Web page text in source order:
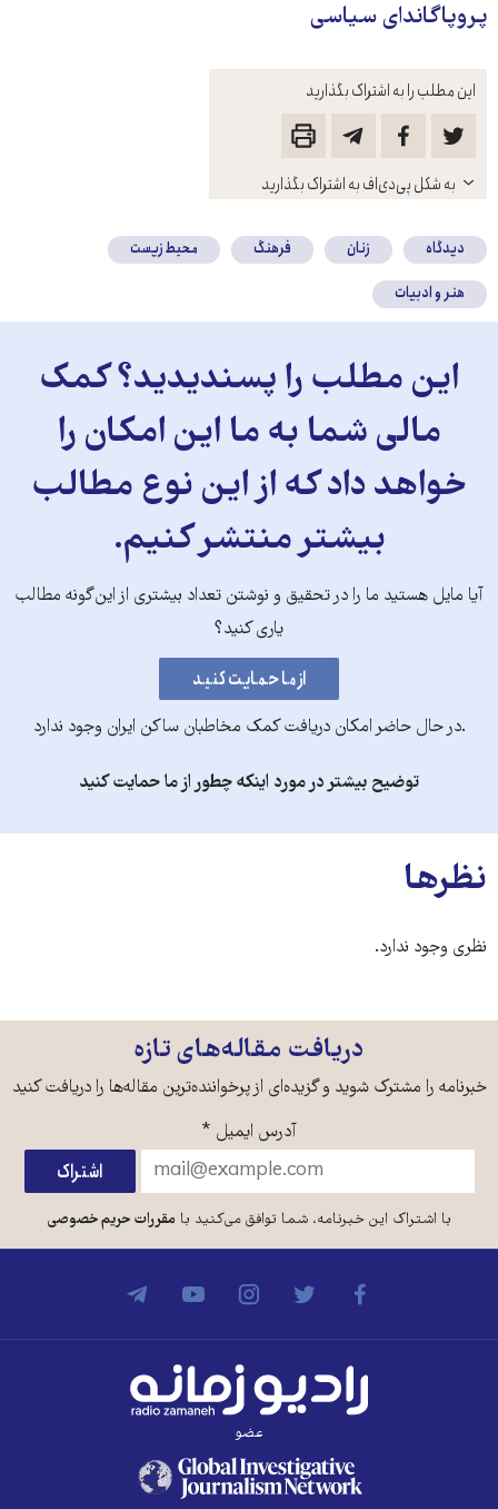
این مطلب را به اشتراک بگذارید
باز
کنید
به شکل پی‌دی‌اف به اشتراک بگذارید
پروپاگاندای سیاسی
دیدگاه زنان فرهنگ
محیط زیست
هنر و ادبیات
این مطلب را پسندیدید؟ کمک
مالی شما به ما این امکان را
خواهد داد که از این نوع مطالب
بیشتر منتشر کنیم.
آیا مایل هستید ما را در تحقیق و نوشتن تعداد بیشتری از این‌گونه مطالب
یاری کنید؟
.در حال حاضر امکان دریافت کمک مخاطبان ساکن ایران وجود ندارد
توضیح بیشتر در مورد اینکه چطور از ما حمایت کنید
نظرها
نظری وجود ندارد.
دریافت مقاله‌های تازه
خبرنامه را مشترک شوید و گزیده‌ای از پرخواننده‌ترین مقاله‌ها را دریافت کنید
آدرس ایمیل *
با اشتراک این خبرنامه، شما توافق می‌کنید بامقررات حریم خصوصی
عضو